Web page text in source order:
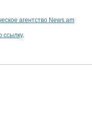
агентство News.am
ссылку.